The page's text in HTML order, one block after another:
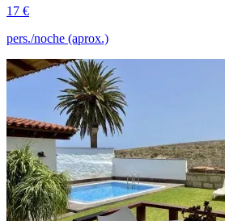
17 €
pers./noche (aprox.)